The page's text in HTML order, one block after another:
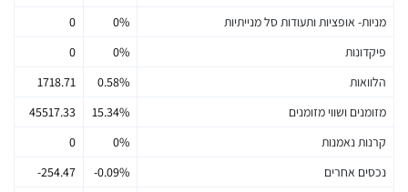
מניות- אופציות ותעודות סל מנייתיות
0%
0
פיקדונות
0%
0
הלוואות
0.58%
1718.71
מזומנים ושווי מזומנים
15.34%
45517.33
קרנות נאמנות
0%
0
נכסים אחרים
-0.09%
-254.47